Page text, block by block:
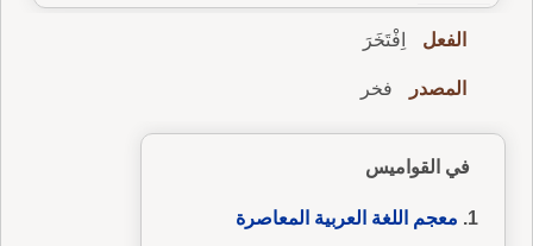
الفعل اِفْتَخَرَ
المصدر فخر
في القواميس
معجم اللغة العربية المعاصرة